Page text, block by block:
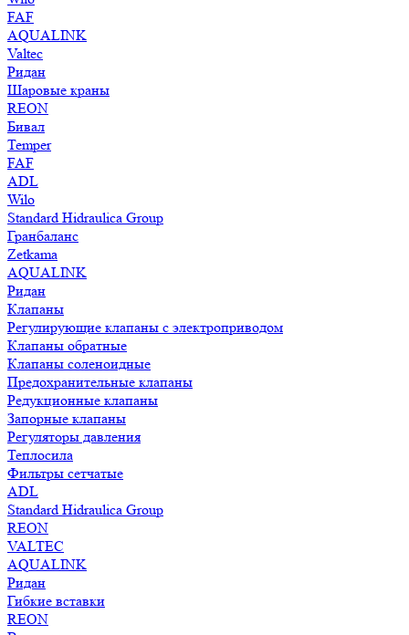
FAF
AQUALINK
Valtec
Ридан
Шаровые краны
REON
Бивал
Temper
FAF
ADL
Wilo
Standard Hidraulica Group
Гранбаланс
Zetkama
AQUALINK
Ридан
Клапаны
Регулирующие клапаны с электроприводом
Клапаны обратные
Клапаны соленоидные
Предохранительные клапаны
Редукционные клапаны
Запорные клапаны
Регуляторы давления
Теплосила
Фильтры сетчатые
ADL
Standard Hidraulica Group
REON
VALTEC
AQUALINK
Ридан
Гибкие вставки
REON